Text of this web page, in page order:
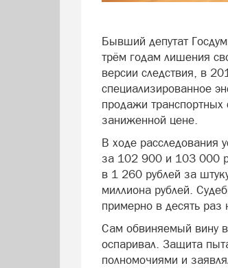
Бывший депутат
трём годам лишения
версии следствия, в
специализированное
продажи
заниженной цене.
В ходе расследования
за 102 900 и 103 000
в 1 260 рублей за
миллиона рублей.
примерно в десять
Сам обвиняемый вину
оспаривал. Защита
полномочиями и